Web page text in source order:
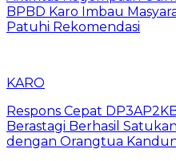
BPBD Karo Imbau
Patuhi Rekomendasi
KARO
Respons Cepat
Berastagi Berhasil
dengan Orangtua